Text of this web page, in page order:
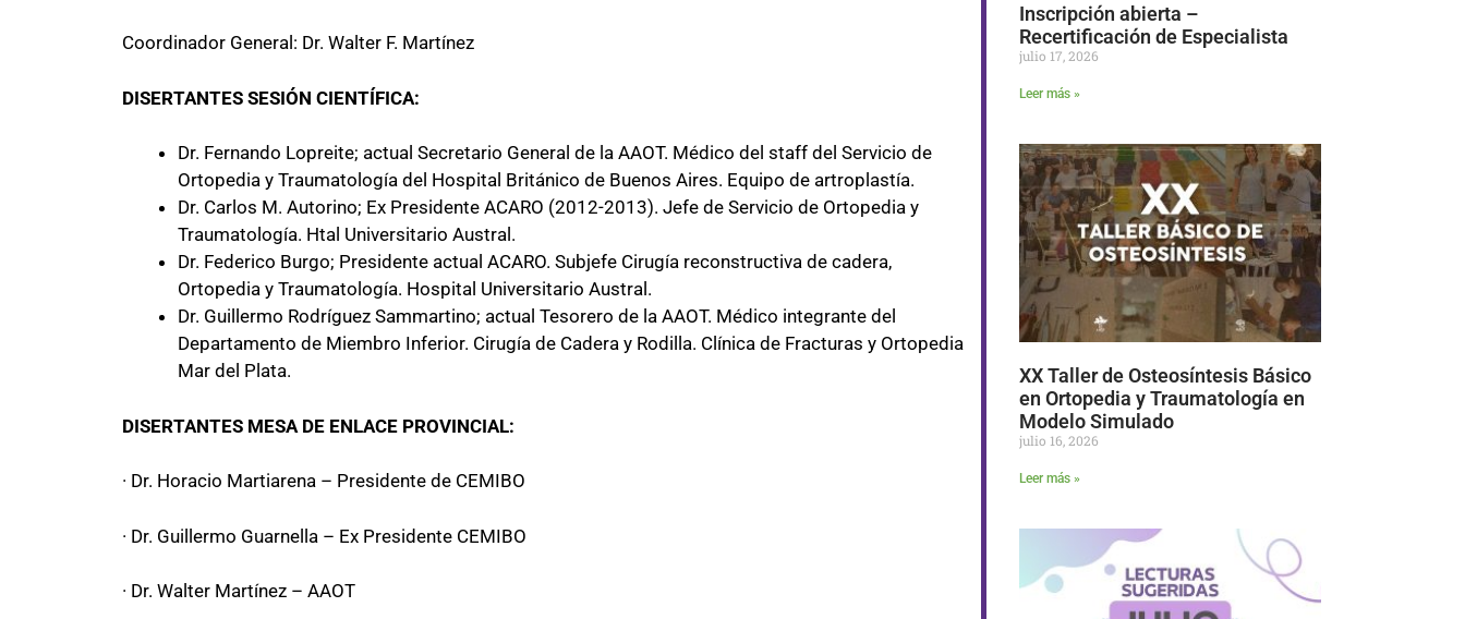
Coordinador General: Dr. Walter F. Martínez
DISERTANTES SESIÓN CIENTÍFICA:
Dr. Fernando Lopreite; actual Secretario General de la AAOT. Médico del staff del Servicio de
Ortopedia y Traumatología del Hospital Británico de Buenos Aires. Equipo de artroplastía.
Dr. Carlos M. Autorino; Ex Presidente ACARO (2012-2013). Jefe de Servicio de Ortopedia y
Traumatología. Htal Universitario Austral.
Dr. Federico Burgo; Presidente actual ACARO. Subjefe Cirugía reconstructiva de cadera,
Ortopedia y Traumatología. Hospital Universitario Austral.
Dr. Guillermo Rodríguez Sammartino; actual Tesorero de la AAOT. Médico integrante del
Departamento de Miembro Inferior. Cirugía de Cadera y Rodilla. Clínica de Fracturas y Ortopedia
Mar del Plata.
DISERTANTES MESA DE ENLACE PROVINCIAL:
· Dr. Horacio Martiarena – Presidente de CEMIBO
· Dr. Guillermo Guarnella – Ex Presidente CEMIBO
· Dr. Walter Martínez – AAOT
Inscripción abierta –
Recertificación de Especialista
julio 17, 2026
Leer más »
XX Taller de Osteosíntesis Básico
en Ortopedia y Traumatología en
Modelo Simulado
julio 16, 2026
Leer más »